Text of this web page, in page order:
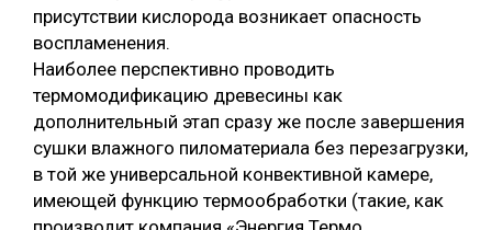
присутствии кислорода возникает опасность
воспламенения.
Наиболее перспективно проводить
термомодификацию древесины как
дополнительный этап сразу же после завершения
сушки влажного пиломатериала без перезагрузки,
в той же универсальной конвективной камере,
имеющей функцию термообработки (такие, как